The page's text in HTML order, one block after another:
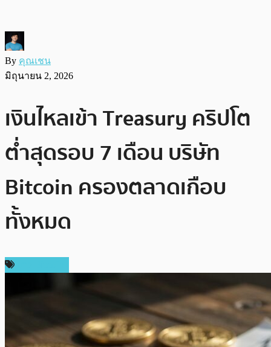
By คุณเชน
มิถุนายน 2, 2026
เงินไหลเข้า Treasury คริปโต
ต่ำสุดรอบ 7 เดือน บริษัท
Bitcoin ครองตลาดเกือบ
ทั้งหมด